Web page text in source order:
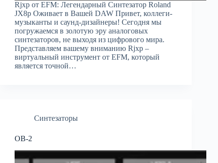
Rjxp от EFM: Легендарный Синтезатор Roland
JX8p Оживает в Вашей DAW Привет, коллеги-
музыканты и саунд-дизайнеры! Сегодня мы
погружаемся в золотую эру аналоговых
синтезаторов, не выходя из цифрового мира.
Представляем вашему вниманию Rjxp –
виртуальный инструмент от EFM, который
является точной…
Синтезаторы
OB-2